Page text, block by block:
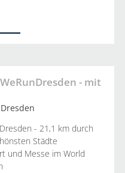
- mit
- 21,1 km durch
Städte
und Messe im World